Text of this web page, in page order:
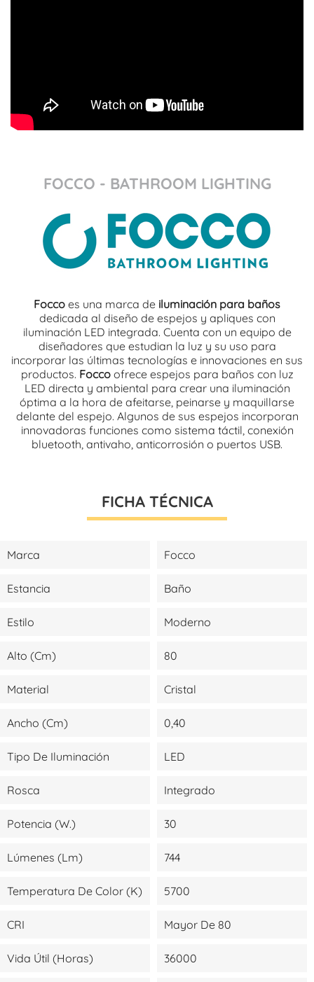
FOCCO - BATHROOM LIGHTING
Focco es una marca de iluminación para baños
dedicada al diseño de espejos y apliques con
iluminación LED integrada. Cuenta con un equipo de
diseñadores que estudian la luz y su uso para
incorporar las últimas tecnologías e innovaciones en sus
productos. Foccoofrece espejos para baños con luz
LED directa y ambiental para crear una iluminación
óptima a la hora de afeitarse, peinarse y maquillarse
delante del espejo. Algunos de sus espejos incorporan
innovadoras funciones como sistema táctil, conexión
bluetooth, antivaho, anticorrosión o puertos USB.
FICHA TÉCNICA
Marca Focco
Estancia Baño
Estilo Moderno
Alto (cm) 80
Material Cristal
Ancho (cm) 0,40
Tipo De Iluminación LED
Rosca Integrado
Potencia (W.) 30
Lúmenes (lm) 744
Temperatura De Color (K) 5700
CRI Mayor De 80
Vida Útil (Horas) 36000